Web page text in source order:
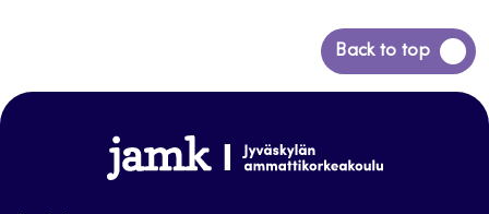
Back to top
Siirry
takaisin
www.jamk.fi